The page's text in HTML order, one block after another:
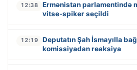
12:38
Ermənistan parlamentində
vitse-spiker seçildi
12:19
Deputatın Şah İsmayılla
komissiyadan reaksiya